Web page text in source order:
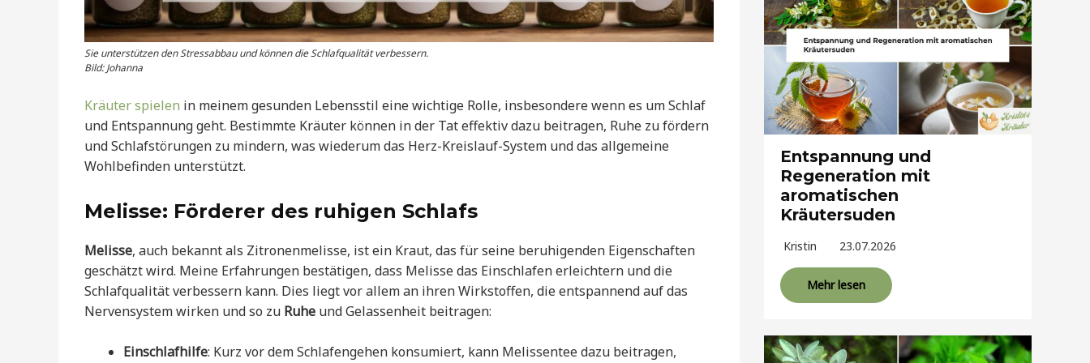
Sie unterstützen den Stressabbau und können die Schlafqualität verbessern.
Bild: Johanna
Kräuter spielen in meinem gesunden Lebensstil eine wichtige Rolle, insbesondere wenn es um Schlaf
und Entspannung geht. Bestimmte Kräuter können in der Tat effektiv dazu beitragen, Ruhe zu fördern
und Schlafstörungen zu mindern, was wiederum das Herz-Kreislauf-System und das allgemeine
Wohlbefinden unterstützt.
Melisse: Förderer des ruhigen Schlafs
Melisse, auch bekannt als Zitronenmelisse, ist ein Kraut, das für seine beruhigenden Eigenschaften
geschätzt wird. Meine Erfahrungen bestätigen, dass Melisse das Einschlafen erleichtern und die
Schlafqualität verbessern kann. Dies liegt vor allem an ihren Wirkstoffen, die entspannend auf das
Nervensystem wirken und so zu Ruhe und Gelassenheit beitragen:
Einschlafhilfe: Kurz vor dem Schlafengehen konsumiert, kann Melissentee dazu beitragen,
Entspannung und
Regeneration mit
aromatischen
Kräutersuden
Kristin 23.07.2026
Mehr lesen